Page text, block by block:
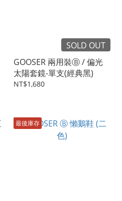
SOLD OUT
GOOSER 兩用裝Ⓑ / 偏光
太陽套鏡-單支(經典黑)
NT$1,680
最後庫存